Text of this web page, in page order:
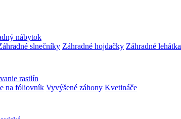
nábytok
slnečníky Záhradné hojdačky Záhradné lehátka
rastlín
na fóliovník Vyvýšené záhony Kvetináče